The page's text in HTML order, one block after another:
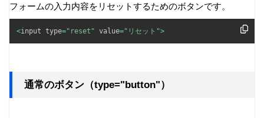
フォームの入力内容をリセットするためのボタンです。
<input type="reset" value="リセット">
通常のボタン（type="button"）